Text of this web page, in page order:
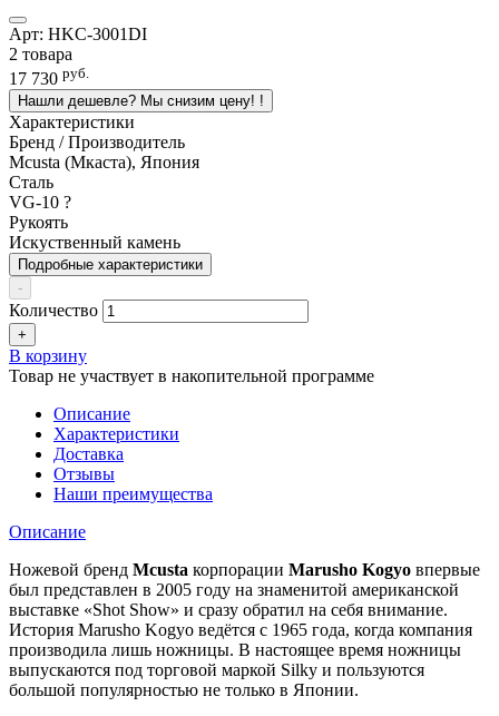
Арт: HKC-3001DI
2 товара
17 730 руб.
Нашли дешевле? Мы снизим цену! !
Характеристики
Бренд / Производитель
Mcusta (Мкаста), Япония
Сталь
VG-10 ?
Рукоять
Искуственный камень
Подробные характеристики
-
Количество
+
В корзину
Товар не участвует в накопительной программе
Описание
Характеристики
Доставка
Отзывы
Наши преимущества
Описание
Ножевой бренд Mcusta корпорации Marusho Kogyo впервые
был представлен в 2005 году на знаменитой американской
выставке «Shot Show» и сразу обратил на себя внимание.
История Marusho Kogyo ведётся с 1965 года, когда компания
производила лишь ножницы. В настоящее время ножницы
выпускаются под торговой маркой Silky и пользуются
большой популярностью не только в Японии.